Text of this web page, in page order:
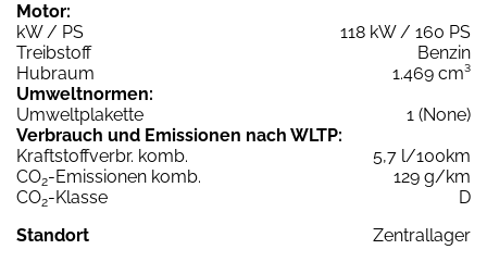
Motor:
kW / PS
118 kW / 160 PS
Treibstoff
Benzin
Hubraum
1.469 cm³
Umweltnormen:
Umweltplakette
1 (None)
Verbrauch und Emissionen nach WLTP:
Kraftstoffverbr. komb.
5,7 l/100km
CO2-Emissionen komb.
129 g/km
CO2-Klasse
D
Standort
Zentrallager